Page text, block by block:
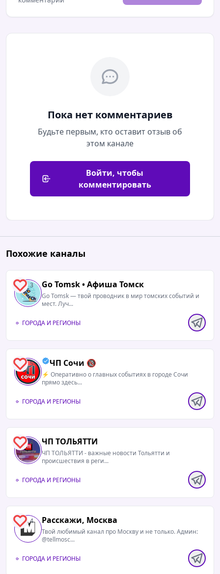
Пока нет комментариев
Будьте первым, кто оставит отзыв об
этом канале
Войти, чтобы
комментировать
Похожие каналы
3 Go Tomsk • Афиша Томск
Go Tomsk — твой проводник в мир томских событий и
мест. Луч...
ГОРОДА И РЕГИОНЫ
5 ЧП Сочи 🔞
⚡️ Оперативно о главных событиях в городе Сочи
прямо здесь...
ГОРОДА И РЕГИОНЫ
4 ЧП ТОЛЬЯТТИ
ЧП ТОЛЬЯТТИ - важные новости Тольятти и
происшествия в реги...
ГОРОДА И РЕГИОНЫ
4 Расскажи, Москва
Твой любимый канал про Москву и не только. Админ:
@tellmosc...
ГОРОДА И РЕГИОНЫ